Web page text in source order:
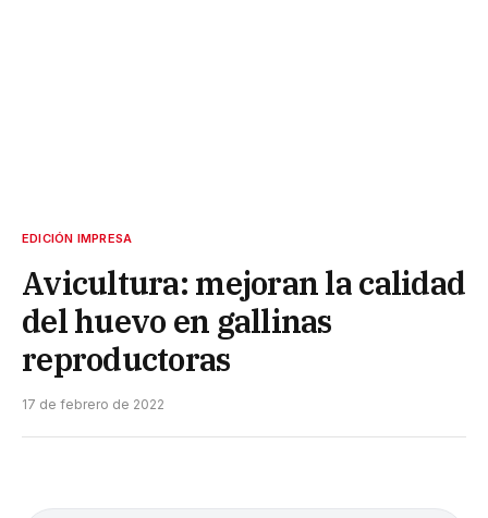
EDICIÓN IMPRESA
Avicultura: mejoran la calidad
del huevo en gallinas
reproductoras
17 de febrero de 2022